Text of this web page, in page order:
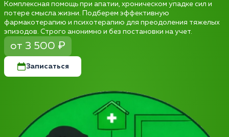
Комплексная помощь при апатии, хроническом упадке сил и
потере смысла жизни. Подберем эффективную
фармакотерапию и психотерапию для преодоления тяжелых
эпизодов. Строго анонимно и без постановки на учет.
от 3 500 ₽
Записаться